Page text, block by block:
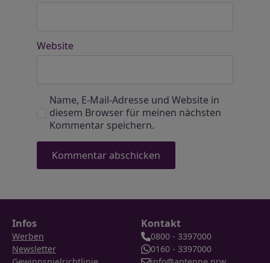
Website
Name, E-Mail-Adresse und Website in
diesem Browser für meinen nächsten
Kommentar speichern.
Infos
Werben
Newsletter
Kontakt
0800 - 3397000
0160 - 3397000